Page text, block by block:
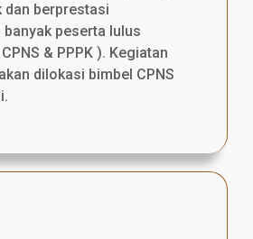
dan berprestasi
peserta lulus
& PPPK ). Kegiatan
dilokasi bimbel CPNS